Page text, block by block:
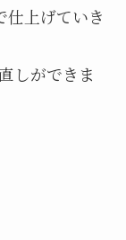
仕上げていき
しができま